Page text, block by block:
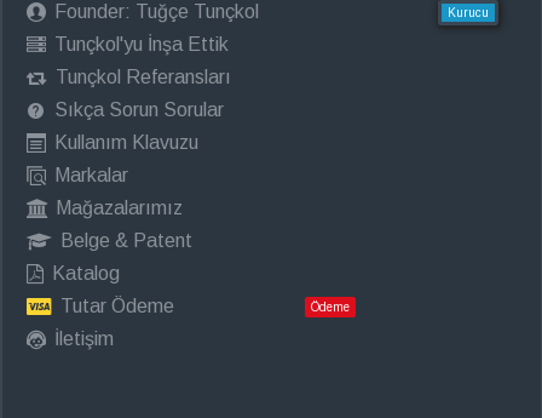
Founder: Tuğçe Tunçkol Kurucu
Tunçkol'yu İnşa Ettik
Tunçkol Referansları
Sıkça Sorun Sorular
Kullanım Klavuzu
Markalar
Mağazalarımız
Belge & Patent
Katalog
Tutar Ödeme
Ödeme
İletişim